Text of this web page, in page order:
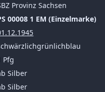
Provinz Sachsen
00008 1 EM (Einzelmarke)
Pfg
Silber
Silber